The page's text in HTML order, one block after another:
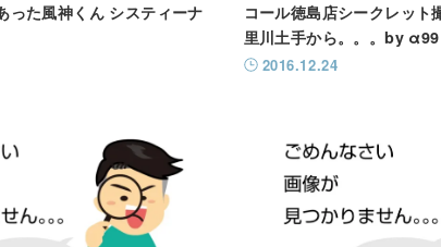
った風神くん システィーナ
コール徳島店シークレット
里川土手から。。。by
2016.12.24